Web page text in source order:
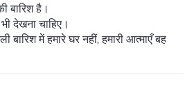
बारिश है।
देखना चाहिए।
बारिश में हमारे घर नहीं, हमारी आत्माएँ बह